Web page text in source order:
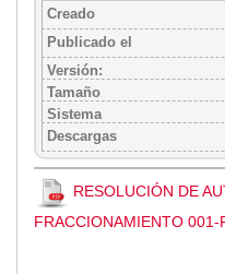
Creado
Publicado el
Versión:
Tamaño
Sistema
Descargas
RESOLUCIÓN DE
FRACCIONAMIENTO 001-